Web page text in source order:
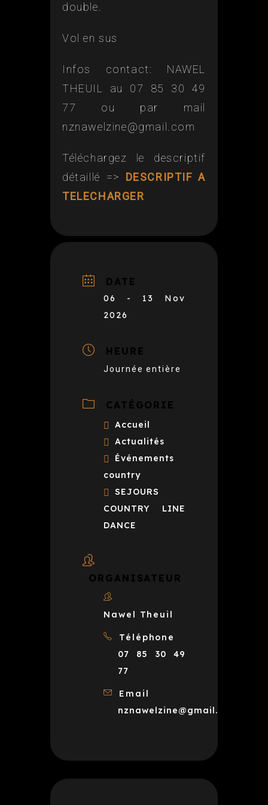
double.
Vol en sus
Infos contact: NAWEL
THEUIL au 07 85 30 49
77 ou par mail
nznawelzine@gmail.com
Téléchargez le descriptif
détaillé =>
DESCRIPTIF A
TELECHARGER
DATE
06 - 13 Nov
2026
HEURE
Journée entière
CATÉGORIE
Accueil
Actualités
Événements
country
SEJOURS
COUNTRY LINE
DANCE
ORGANISATEUR
Nawel Theuil
Téléphone
07 85 30 49
77
Email
nznawelzine@gmail.com